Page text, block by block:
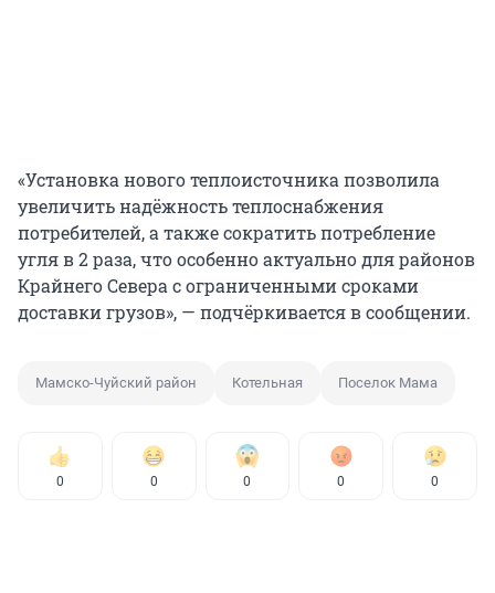
«Установка нового теплоисточника позволила
увеличить надёжность теплоснабжения
потребителей, а также сократить потребление
угля в 2 раза, что особенно актуально для районов
Крайнего Севера с ограниченными сроками
доставки грузов», — подчёркивается в сообщении.
Мамско-Чуйский район Котельная Поселок Мама
0 0 0 0 0